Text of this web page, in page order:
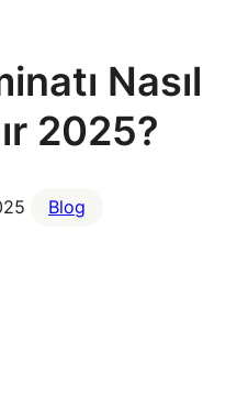
Nasıl
2025?
Blog